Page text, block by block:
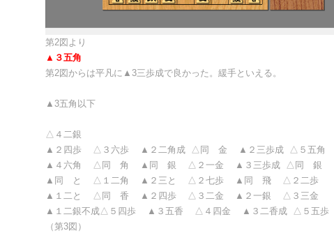
第2図より
▲３五角
第2図からは平凡に▲3三歩成で良かった。緩手といえる。
▲3五角以下
△４二銀
▲２四歩 △３六歩 ▲２二角成 △同 金 ▲２三歩成 △５五角
▲４六角 △同 角 ▲同 銀 △２一金 ▲３三歩成 △同 銀
▲同 と △１二角 ▲２三と △２七歩 ▲同 飛 △２二歩
▲１二と △同 香 ▲２四歩 △３二金 ▲２一銀 △３三金
▲１二銀不成△５四歩 ▲３五香 △４四金 ▲３二香成 △５五歩
（第3図）